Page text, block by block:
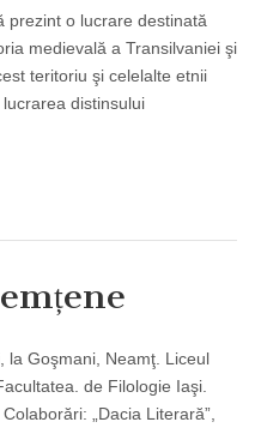
prezint o lucrare destinată
medievală a Transilvaniei şi
teritoriu şi celelalte etnii
distinsului
Goşmani, Neamţ. Liceul
de Filologie Iaşi.
„Dacia Literară”,